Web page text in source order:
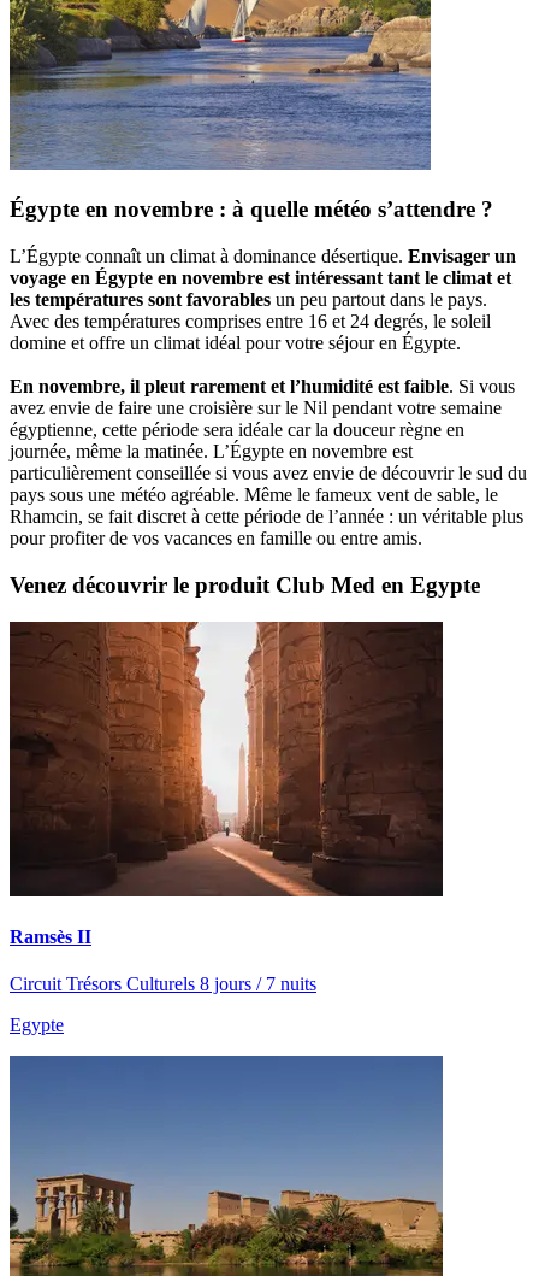
Égypte en novembre : à quelle météo s’attendre ?
L’Égypte connaît un climat à dominance désertique. Envisager un
voyage en Égypte en novembre est intéressant tant le climat et
les températures sont favorables un peu partout dans le pays.
Avec des températures comprises entre 16 et 24 degrés, le soleil
domine et offre un climat idéal pour votre séjour en Égypte.
En novembre, il pleut rarement et l’humidité est faible. Si vous
avez envie de faire une croisière sur le Nil pendant votre semaine
égyptienne, cette période sera idéale car la douceur règne en
journée, même la matinée. L’Égypte en novembre est
particulièrement conseillée si vous avez envie de découvrir le sud du
pays sous une météo agréable. Même le fameux vent de sable, le
Rhamcin, se fait discret à cette période de l’année : un véritable plus
pour profiter de vos vacances en famille ou entre amis.
Venez découvrir le produit Club Med en Egypte
Ramsès II
Circuit Trésors Culturels 8 jours / 7 nuits
Egypte